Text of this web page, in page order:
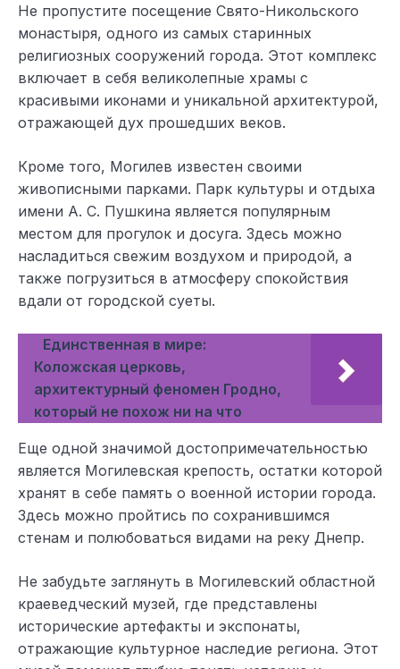
Не пропустите посещение Свято-Никольского
монастыря, одного из самых старинных
религиозных сооружений города. Этот комплекс
включает в себя великолепные храмы с
красивыми иконами и уникальной архитектурой,
отражающей дух прошедших веков.
Кроме того, Могилев известен своими
живописными парками. Парк культуры и отдыха
имени А. С. Пушкина является популярным
местом для прогулок и досуга. Здесь можно
насладиться свежим воздухом и природой, а
также погрузиться в атмосферу спокойствия
вдали от городской суеты.
Единственная в мире:
Коложская церковь,
архитектурный феномен Гродно,
который не похож ни на что
Еще одной значимой достопримечательностью
является Могилевская крепость, остатки которой
хранят в себе память о военной истории города.
Здесь можно пройтись по сохранившимся
стенам и полюбоваться видами на реку Днепр.
Не забудьте заглянуть в Могилевский областной
краеведческий музей, где представлены
исторические артефакты и экспонаты,
отражающие культурное наследие региона. Этот